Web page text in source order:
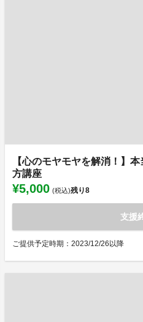
【心のモヤモヤを解消！】
方講座
¥5,000 (税込)残り8
支援
ご提供予定時期：2023/12/26以降